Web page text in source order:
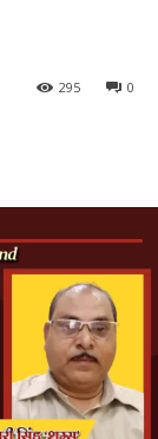
0
295